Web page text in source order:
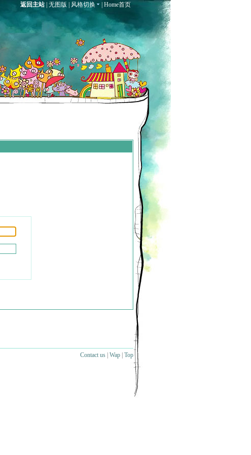
返回主站| 无图版 风格切换 Home首页
Contact us | Wap | Top